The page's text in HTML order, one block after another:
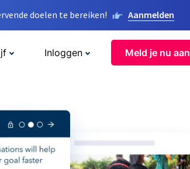
doelen te bereiken! Aanmelden
Inloggen Meld je nu aan